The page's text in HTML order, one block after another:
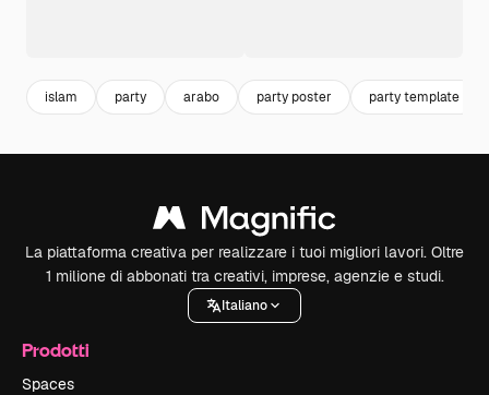
islam party arabo party poster party template
La piattaforma creativa per realizzare i tuoi migliori lavori. Oltre
1 milione di abbonati tra creativi, imprese, agenzie e studi.
Italiano
Prodotti
Spaces